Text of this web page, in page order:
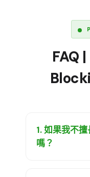
FAQ
1. 如果我不
嗎？